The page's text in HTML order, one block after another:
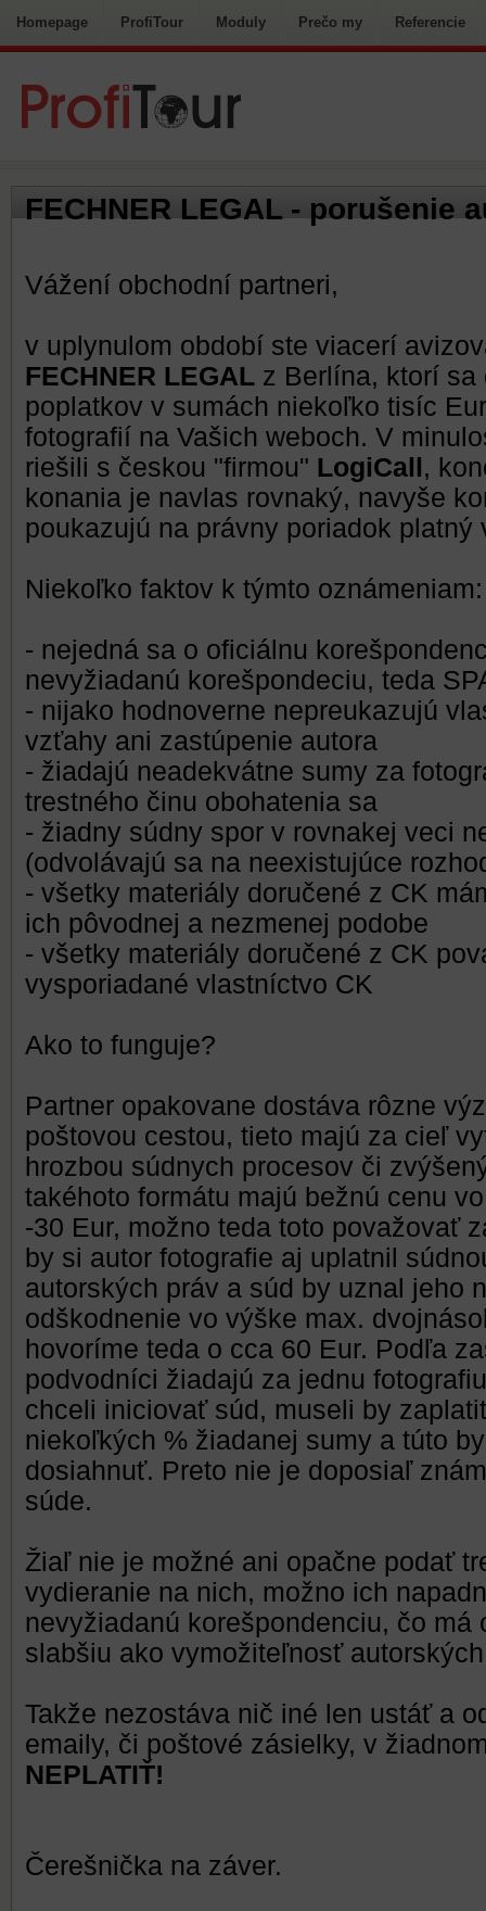
Homepage ProfiTour Moduly Prečo my Referencie
FECHNER LEGAL - porušenie
Vážení obchodní partneri,
v uplynulom období ste viacerí
FECHNER LEGAL z Berlína, ktorí sa
poplatkov v sumách niekoľko tisíc
fotografií na Vašich weboch. V
riešili s českou "firmou" LogiCall ,
konania je navlas rovnaký, navyše
poukazujú na právny poriadok platný
Niekoľko faktov k týmto oznámeniam:
- nejedná sa o oficiálnu
nevyžiadanú korešpondeciu, teda
- nijako hodnoverne nepreukazujú
vzťahy ani zastúpenie autora
- žiadajú neadekvátne sumy za
trestného činu obohatenia sa
- žiadny súdny spor v rovnakej veci
(odvolávajú sa na neexistujúce
- všetky materiály doručené z CK
ich pôvodnej a nezmenej podobe
- všetky materiály doručené z CK
vysporiadané vlastníctvo CK
Ako to funguje?
Partner opakovane dostáva rôzne
poštovou cestou, tieto majú za cieľ
hrozbou súdnych procesov či
takéhoto formátu majú bežnú cenu
-30 Eur, možno teda toto považovať
by si autor fotografie aj uplatnil
autorských práv a súd by uznal jeho
odškodnenie vo výške max.
hovoríme teda o cca 60 Eur. Podľa
podvodníci žiadajú za jednu
chceli iniciovať súd, museli by
niekoľkých % žiadanej sumy a túto
dosiahnuť. Preto nie je doposiaľ
súde.
Žiaľ nie je možné ani opačne podať
vydieranie na nich, možno ich
nevyžiadanú korešpondenciu, čo
slabšiu ako vymožiteľnosť
Takže nezostáva nič iné len ustáť a
emaily, či poštové zásielky, v
NEPLATIŤ!
Čerešnička na záver.